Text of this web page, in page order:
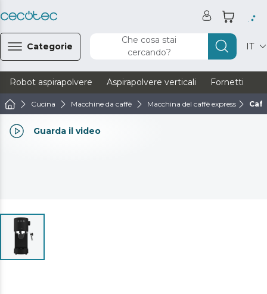
Categorie
Che cosa stai
cercando?
IT
Robot aspirapolvere Aspirapolvere verticali Fornetti
Cucina Macchine da caffè Macchina del caffè express
Guarda il video